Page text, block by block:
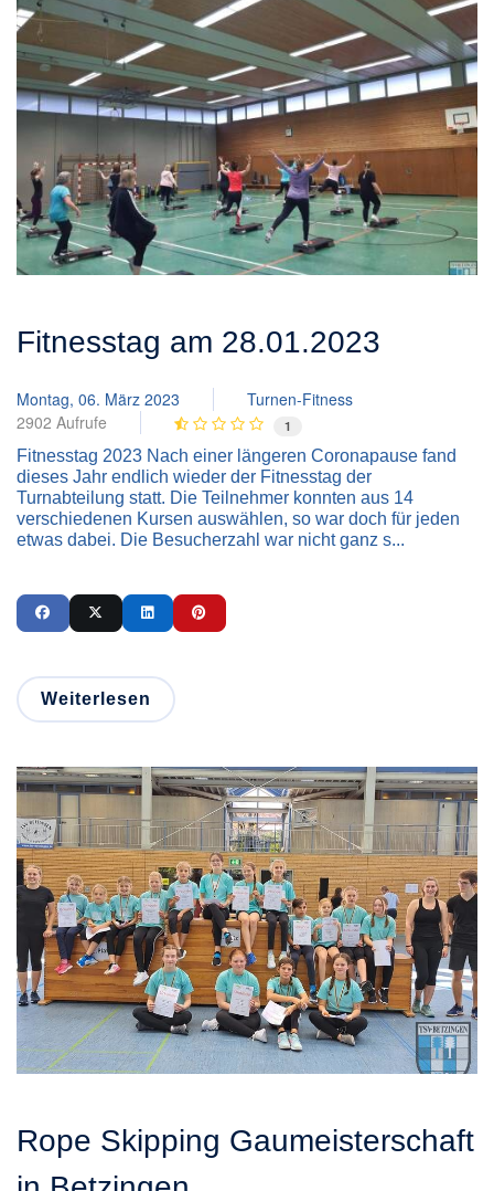
Fitnesstag am 28.01.2023
Montag, 06. März 2023
Turnen-Fitness
2902 Aufrufe
1
Fitnesstag 2023 Nach einer längeren Coronapause fand
dieses Jahr endlich wieder der Fitnesstag der
Turnabteilung statt. Die Teilnehmer konnten aus 14
verschiedenen Kursen auswählen, so war doch für jeden
etwas dabei. Die Besucherzahl war nicht ganz s...
Weiterlesen
Rope Skipping Gaumeisterschaft